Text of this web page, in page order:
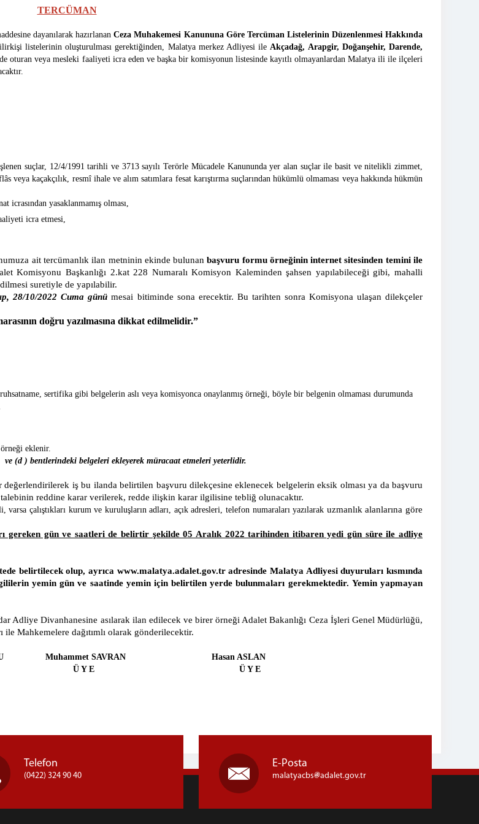
TERCÜMAN
dayanılarak hazırlananCeza Muhakemesi Kanununa Göre Tercüman Listelerinin Düzenlenmesi Hakkında
listelerinin oluşturulması gerektiğinden, Malatya merkez Adliyesi ileAkçadağ, Arapgir, Doğanşehir, Darende,
oturan veya mesleki faaliyeti icra eden ve başka bir komisyonun listesinde kayıtlı olmayanlardan Malatya ili ile ilçeleri
suçlar, 12/4/1991 tarihli ve 3713 sayılı Terörle Mücadele Kanununda yer alan suçlar ile basit ve nitelikli zimmet,
kaçakçılık, resmî ihale ve alım satımlara fesat karıştırma suçlarından hükümlü olmaması veya hakkında hükmün
icrasından yasaklanmamış olması,
icra etmesi,
ait tercümanlık ilan metninin ekinde bulunanbaşvuru formu örneğinin internet sitesinden temini ile
Komisyonu Başkanlığı 2.kat 228 Numaralı Komisyon Kaleminden şahsen yapılabileceği gibi, mahalli
suretiyle de yapılabilir.
28/10/2022 Cuma günümesai bitiminde sona erecektir. Bu tarihten sonra Komisyona ulaşan dilekçeler
doğru yazılmasına dikkat edilmelidir.”
sertifika gibi belgelerin aslı veya komisyonca onaylanmış örneği, böyle bir belgenin olmaması durumunda
eklenir.
(d ) bentlerindeki belgeleri ekleyerek müracaat etmeleri yeterlidir.
iş bu ilanda belirtilen başvuru dilekçesine eklenecek belgelerin eksik olması ya da başvuru
reddine karar verilerek, redde ilişkin karar ilgilisine tebliğ olunacaktır.
çalıştıkları kurum ve kuruluşların adları, açık adresleri, telefon numaraları yazılarak uzmanlık alanlarına göre
gereken gün ve saatleri de belirtir şekilde 05 Aralık 2022 tarihinden itibaren yedi gün süre ile adliye
belirtilecek olup, ayrıca www.malatya.adalet.gov.tr adresinde Malatya Adliyesi duyuruları kısmında
yemin gün ve saatinde yemin için belirtilen yerde bulunmaları gerekmektedir. Yemin yapmayan
Divanhanesine asılarak ilan edilecek ve birer örneği Adalet Bakanlığı Ceza İşleri Genel Müdürlüğü,
Mahkemelere dağıtımlı olarak gönderilecektir.
Muhammet SAVRAN Hasan ASLAN
A N Ü Y E Ü Y E
Telefon
(0422) 324 90 40
E-Posta
malatyacbs adalet.gov.tr